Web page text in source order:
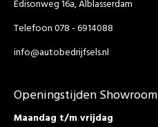
Edisonweg 16a, Alblasserdam
Telefoon 078 - 6914088
info@autobedrijfsels.nl
Openingstijden Showroom
Maandag t/m vrijdag